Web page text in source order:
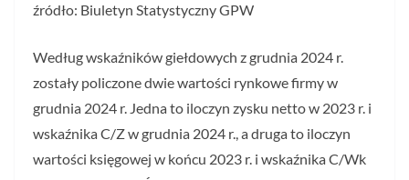
źródło: Biuletyn Statystyczny GPW
Według wskaźników giełdowych z grudnia 2024 r.
zostały policzone dwie wartości rynkowe firmy w
grudnia 2024 r. Jedna to iloczyn zysku netto w 2023 r. i
wskaźnika C/Z w grudnia 2024 r., a druga to iloczyn
wartości księgowej w końcu 2023 r. i wskaźnika C/Wk